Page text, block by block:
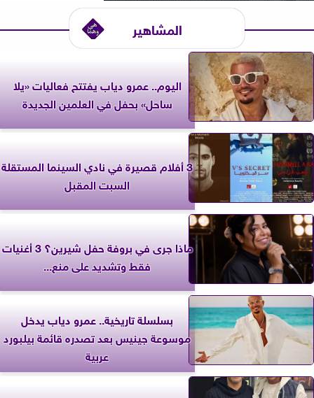
المشاهير
اليوم.. عمرو دياب يفتتح فعاليات «يلا
ساحل» بحفل في العلمين الجديدة
3 أفلام قصيرة في نادي السينما المستقلة
السبت المقبل
ماذا جرى في بروفة حفل شيرين؟ 3 أغنيات
فقط وتشديد على منع...
بسلسلة تاريخية.. عمرو دياب يدخل
موسوعة جينيس بعد تصدره قائمة بيلبورد
عربية